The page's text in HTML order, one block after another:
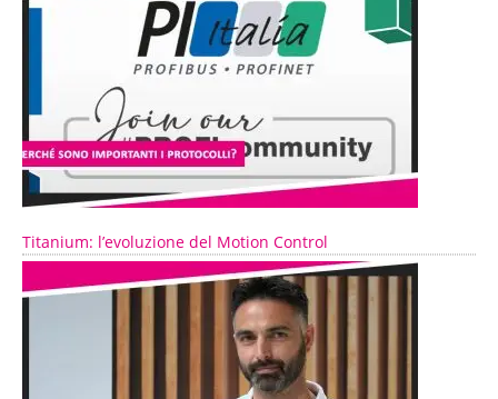
Titanium: l’evoluzione del Motion Control